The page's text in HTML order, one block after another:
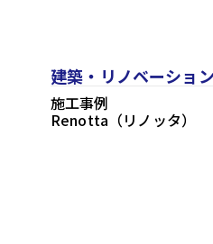
建築・リノベーション
施工事例
Renotta（リノッタ）